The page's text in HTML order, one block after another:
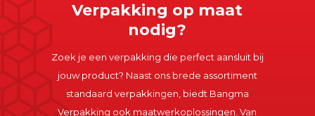
Verpakking op maat
nodig?
Zoek je een verpakking die perfect aansluit bij
jouw product? Naast ons brede assortiment
standaard verpakkingen, biedt Bangma
Verpakking ook maatwerkoplossingen. Van